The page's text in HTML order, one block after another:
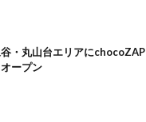
谷・丸山台エリアに
ープン